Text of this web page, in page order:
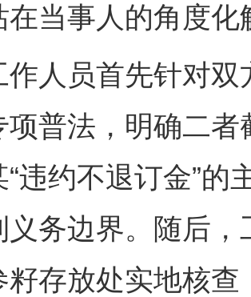
在当事人的角度化
员首先针对双方
项普法，明确二
“违约不退订金”
义务边界。随后
籽存放处实地核